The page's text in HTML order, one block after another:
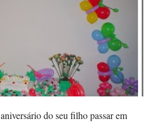
do seu filho passar em